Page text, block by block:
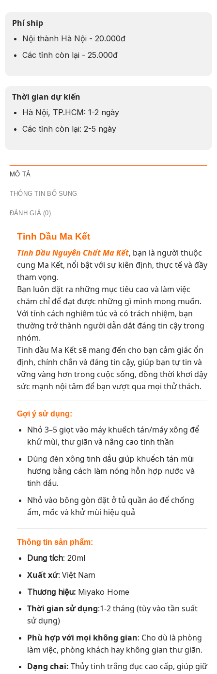
Phí ship
Nội thành Hà Nội - 20.000đ
Các tỉnh còn lại - 25.000đ
Thời gian dự kiến
Hà Nội, TP.HCM: 1-2 ngày
Các tỉnh còn lại: 2-5 ngày
MÔ TẢ
THÔNG TIN BỔ SUNG
ĐÁNH GIÁ (0)
Tinh Dầu Ma Kết
Tinh Dầu Nguyên Chất Ma Kết, bạn là người thuộc
cung Ma Kết, nổi bật với sự kiên định, thực tế và đầy
tham vọng.
Bạn luôn đặt ra những mục tiêu cao và làm việc
chăm chỉ để đạt được những gì mình mong muốn.
Với tính cách nghiêm túc và có trách nhiệm, bạn
thường trở thành người dẫn dắt đáng tin cậy trong
nhóm.
Tinh dầu Ma Kết sẽ mang đến cho bạn cảm giác ổn
định, chính chắn và đáng tin cậy, giúp bạn tự tin và
vững vàng hơn trong cuộc sống, đồng thời khơi dậy
sức mạnh nội tâm để bạn vượt qua mọi thử thách.
Gợi ý sử dụng:
Nhỏ 3–5 giọt vào máy khuếch tán/máy xông để
khử mùi, thư giãn và nâng cao tinh thần
Dùng đèn xông tinh dầu giúp khuếch tán mùi
hương bằng cách làm nóng hỗn hợp nước và
tinh dầu.
Nhỏ vào bông gòn đặt ở tủ quần áo để chống
ẩm, mốc và khử mùi hiệu quả
Thông tin sản phẩm:
Dung tích: 20ml
Xuất xứ: Việt Nam
Thương hiệu:Miyako Home
Thời gian sử dụng:1-2 tháng (tùy vào tần suất
sử dụng)
Phù hợp với mọi không gian: Cho dù là phòng
làm việc, phòng khách hay không gian thư giãn.
Dạng chai: Thủy tinh trắng đục cao cấp, giúp giữ